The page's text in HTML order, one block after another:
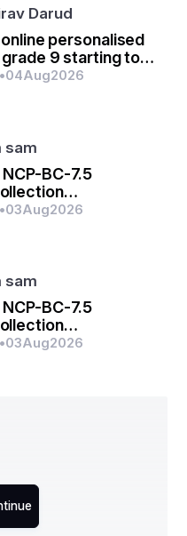
Darud
personalised
9 starting too
•04Aug2026
sam
BC-7.5
Exams In First
•03Aug2026
sam
BC-7.5
Exams In First
•03Aug2026